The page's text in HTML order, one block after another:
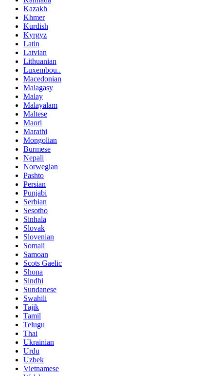
Kazakh
Khmer
Kurdish
Kyrgyz
Latin
Latvian
Lithuanian
Luxembou..
Macedonian
Malagasy
Malay
Malayalam
Maltese
Maori
Marathi
Mongolian
Burmese
Nepali
Norwegian
Pashto
Persian
Punjabi
Serbian
Sesotho
Sinhala
Slovak
Slovenian
Somali
Samoan
Scots Gaelic
Shona
Sindhi
Sundanese
Swahili
Tajik
Tamil
Telugu
Thai
Ukrainian
Urdu
Uzbek
Vietnamese